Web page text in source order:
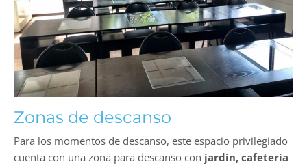
Zonas de descanso
Para los momentos de descanso, este espacio privilegiado
cuenta con una zona para descanso con jardín, cafetería